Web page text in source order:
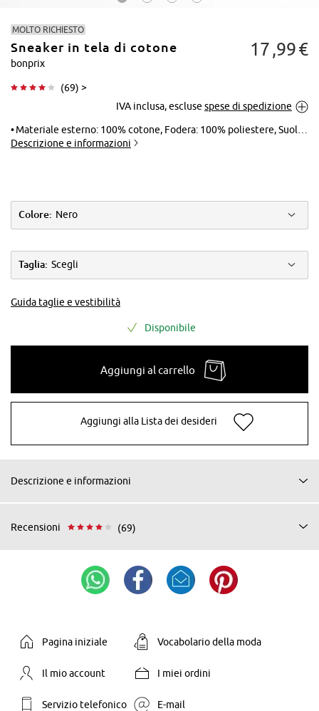
Tocca per
ingrandire
MOLTO RICHIESTO
Sneaker in tela di cotone
bonprix
(69) >
17 99€
IVA inclusa, escluse spese di spedizione
Materiale esterno: 100% cotone, Fodera: 100% poliestere, Suola: materiale sintetico, Soletta: 100% poliestere
Descrizione e informazioni
Colore: Nero
Taglia: Scegli
Guida taglie e vestibilità
Disponibile
Aggiungi al carrello
Aggiungi alla Lista dei desideri
Descrizione e informazioni
Recensioni (69)
Pagina iniziale Vocabolario della moda
Il mio account I miei ordini
Servizio telefonico E-mail